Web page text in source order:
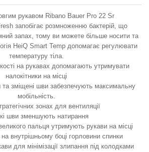
рукавом Ribano Bauer Pro 22 Sr
запобігає розмноженню бактерій, що
запах, тому ви можете більше носити та
HeiQ Smart Temp допомагає регулювати
температуру тіла.
на рукавах допомагають утримувати
налокітники на місці
та зміщені шви забезпечують максимальну
мобільність.
зонах для вентиляції
шви зменшують натирання
пальця утримують рукави на місці
внутрішньому боці горловини спинки
для мінімізації злипання під колодками